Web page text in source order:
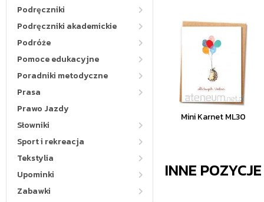
Podręczniki
Podręczniki akademickie
Podróże
Pomoce edukacyjne
Poradniki metodyczne
Prasa
Prawo Jazdy
Słowniki
Sport i rekreacja
Tekstylia
Upominki
Zabawki
Mini Karnet ML30
INNE